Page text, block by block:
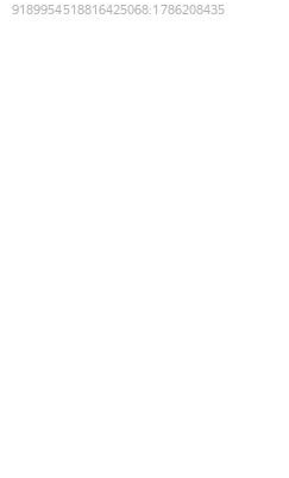
9189954518816425068:1786208435